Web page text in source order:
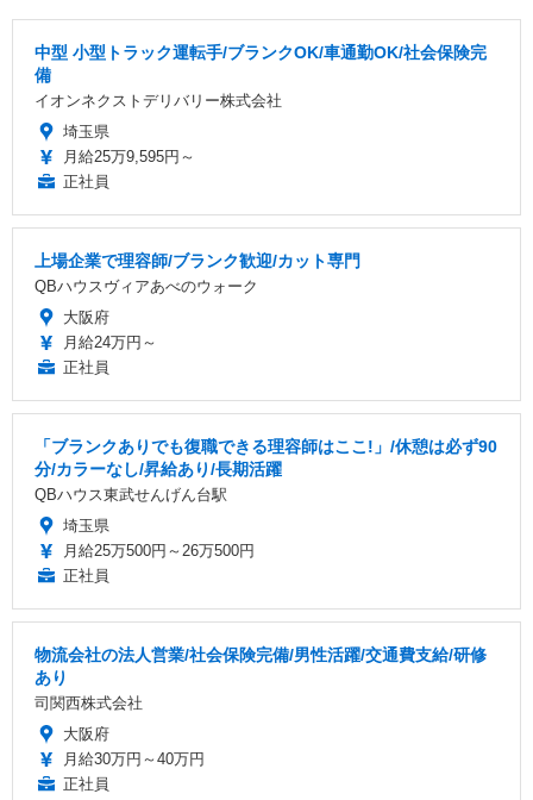
中型 小型トラック運転手/ブランクOK/車通勤OK/社会保険完
備
イオンネクストデリバリー株式会社
埼玉県
月給25万9,595円～
正社員
上場企業で理容師/ブランク歓迎/カット専門
QBハウスヴィアあべのウォーク
大阪府
月給24万円～
正社員
「ブランクありでも復職できる理容師はここ!」/休憩は必ず90
分/カラーなし/昇給あり/長期活躍
QBハウス東武せんげん台駅
埼玉県
月給25万500円～26万500円
正社員
物流会社の法人営業/社会保険完備/男性活躍/交通費支給/研修
あり
司関西株式会社
大阪府
月給30万円～40万円
正社員